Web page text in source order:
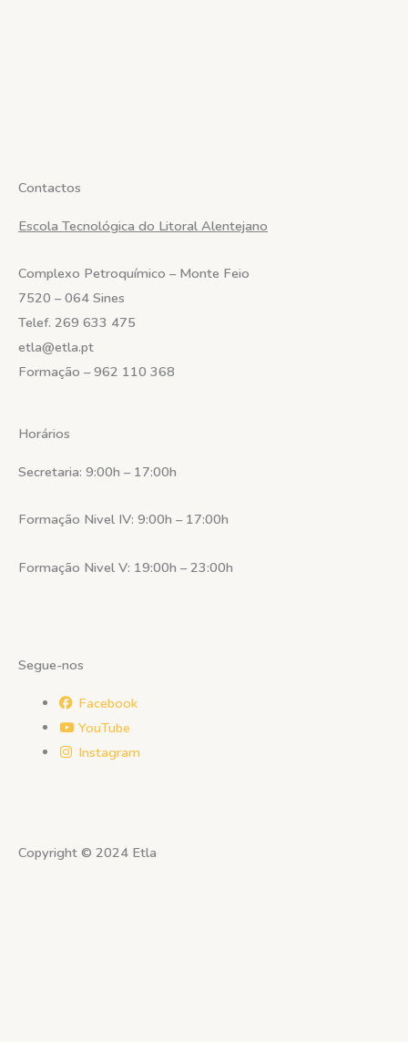
Contactos
Escola Tecnológica do Litoral Alentejano
Complexo Petroquímico – Monte Feio
7520 – 064 Sines
Telef. 269 633 475
etla@etla.pt
Formação – 962 110 368
Horários
Secretaria: 9:00h – 17:00h
Formação Nivel IV: 9:00h – 17:00h
Formação Nivel V: 19:00h – 23:00h
Segue-nos
Facebook
YouTube
Instagram
Copyright © 2024 Etla